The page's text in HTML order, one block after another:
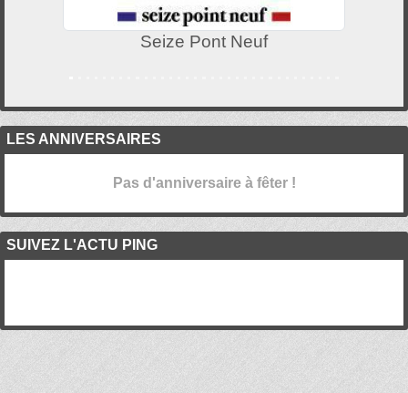
Seize Pont Neuf
LES ANNIVERSAIRES
Pas d'anniversaire à fêter !
SUIVEZ L'ACTU PING